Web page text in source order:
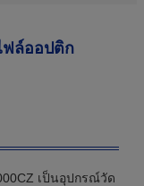
ฟล์ออปติก
เป็นอุปกรณ์วัด